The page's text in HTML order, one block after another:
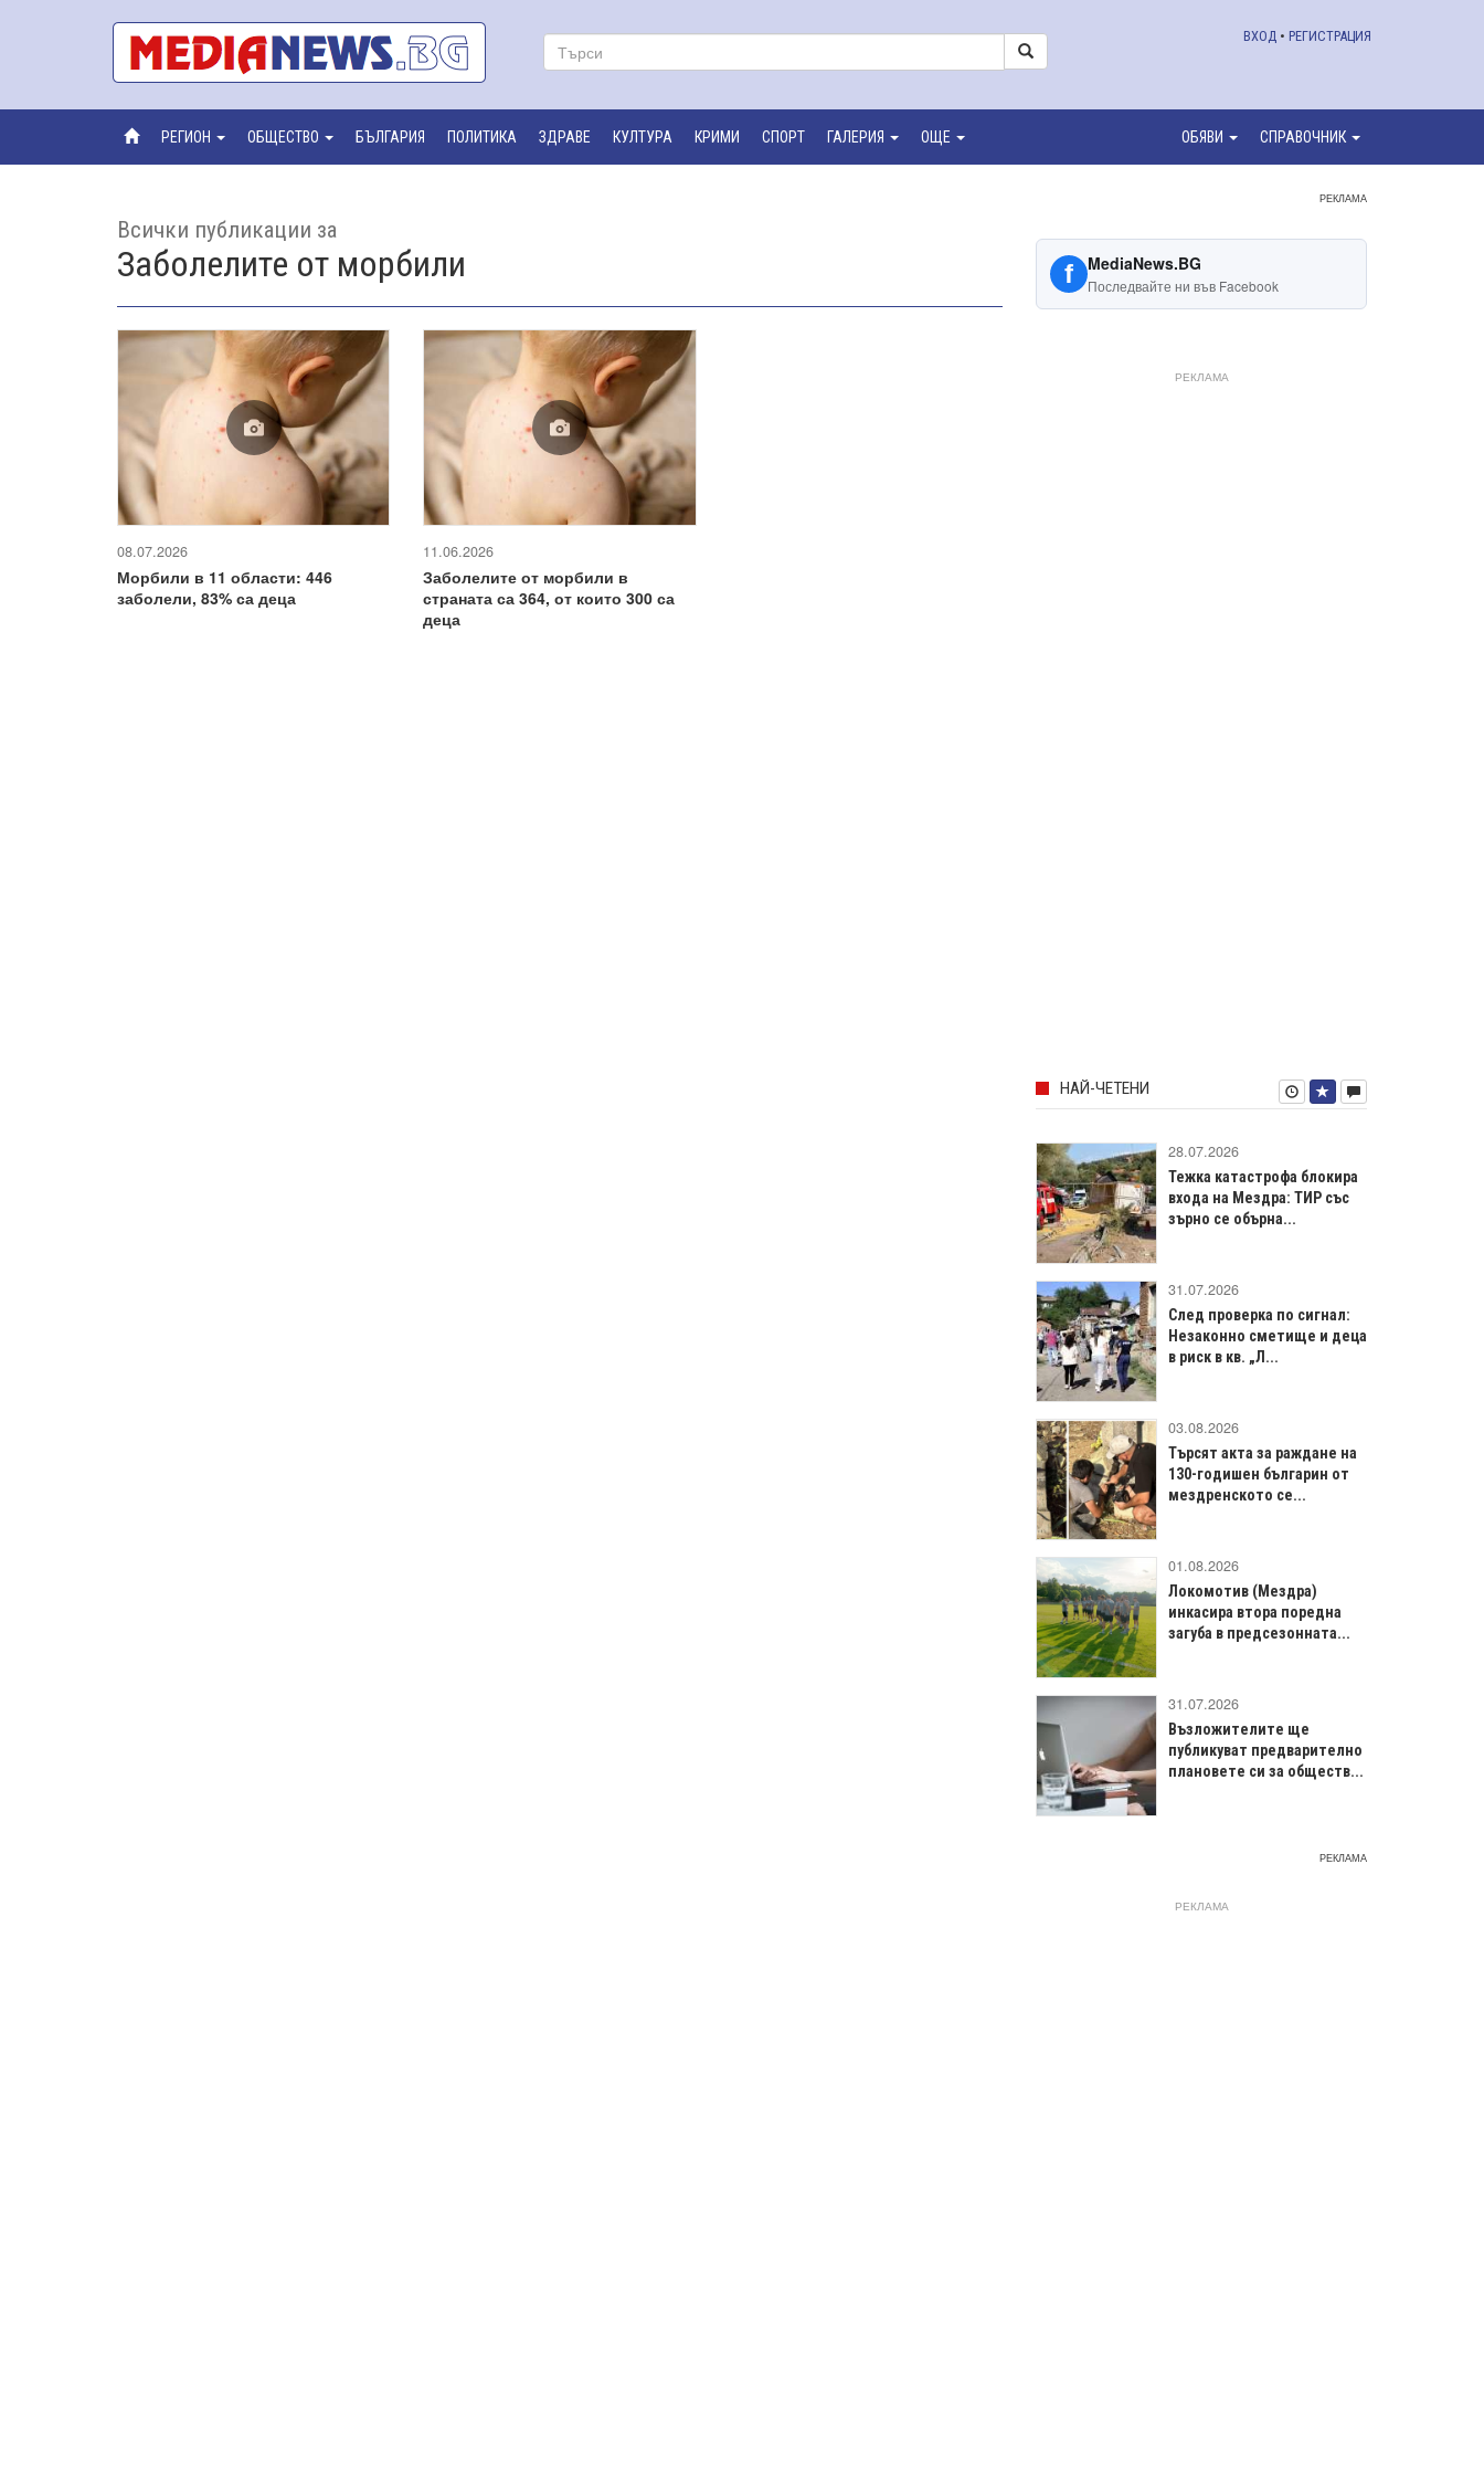
ВХОД • РЕГИСТРАЦИЯ
РЕГИОН ОБЩЕСТВО БЪЛГАРИЯ ПОЛИТИКА ЗДРАВЕ КУЛТУРА КРИМИ СПОРТ ГАЛЕРИЯ ОЩЕ ОБЯВИ СПРАВОЧНИК
Всички публикации за
Заболелите от морбили
08.07.2026
Морбили в 11 области: 446
заболели, 83% са деца
11.06.2026
Заболелите от морбили в
страната са 364, от които 300 са
деца
РЕКЛАМА
f MediaNews.BG
Последвайте ни във Facebook
РЕКЛАМА
НАЙ-ЧЕТЕНИ
28.07.2026
Тежка катастрофа блокира
входа на Мездра: ТИР със
зърно се обърна...
31.07.2026
След проверка по сигнал:
Незаконно сметище и деца
в риск в кв. „Л...
03.08.2026
Търсят акта за раждане на
130-годишен българин от
мездренското се...
01.08.2026
Локомотив (Мездра)
инкасира втора поредна
загуба в предсезонната...
31.07.2026
Възложителите ще
публикуват предварително
плановете си за обществ...
РЕКЛАМА
РЕКЛАМА